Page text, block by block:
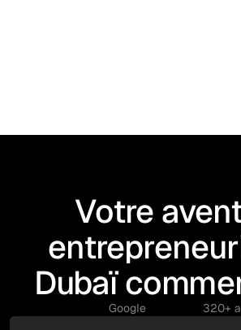
Votre
Dubaï
Google 320+